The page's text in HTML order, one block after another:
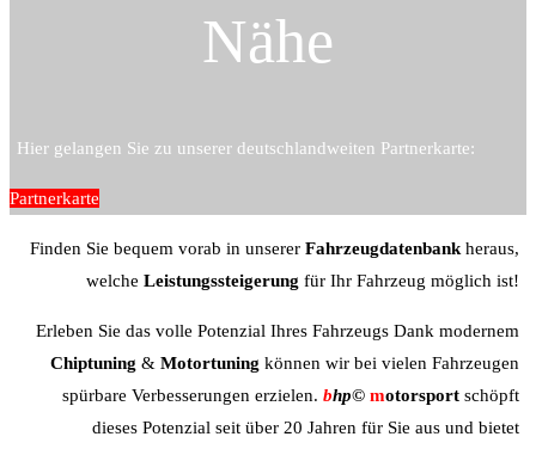
Nähe
Hier gelangen Sie zu unserer deutschlandweiten Partnerkarte:
Partnerkarte
Finden Sie bequem vorab in unserer Fahrzeugdatenbank heraus,
welche Leistungssteigerung für Ihr Fahrzeug möglich ist!
Erleben Sie das volle Potenzial Ihres Fahrzeugs Dank modernem
Chiptuning & Motortuning können wir bei vielen Fahrzeugen
spürbare Verbesserungen erzielen. bhp© motorsport schöpft
dieses Potenzial seit über 20 Jahren für Sie aus und bietet